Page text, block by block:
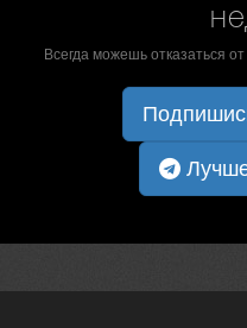
Всегда можешь отказаться